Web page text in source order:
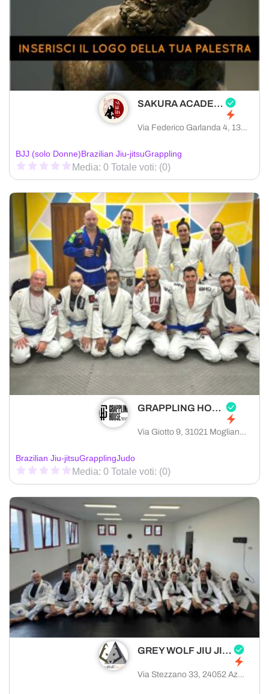
SAKURA ACADEMY
Via Federico Garlanda 4, 13900 Biella provincia di Biella, Italia
BJJ (solo Donne)Brazilian Jiu-jitsuGrappling
Media: 0 Totale voti: (0)
GRAPPLING HOUSE
Via Giotto 9, 31021 Mogliano Veneto provincia di Treviso, Italia
Brazilian Jiu-jitsuGrapplingJudo
Media: 0 Totale voti: (0)
GREY WOLF JIU JITSU BERGAMO
Via Stezzano 33, 24052 Azzano San Paolo provincia di Bergamo, Italia